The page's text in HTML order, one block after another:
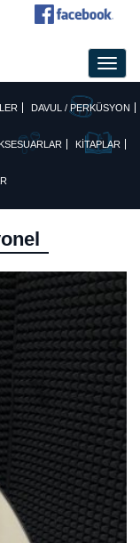
DAVUL / PERKÜSYON
KİTAPLAR